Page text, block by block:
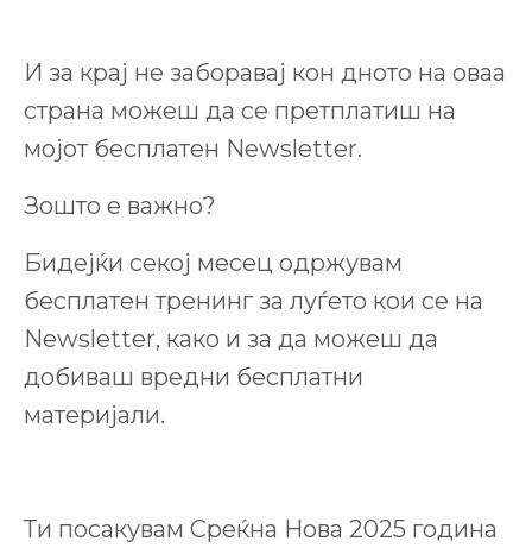
И за крај не заборавај кон дното на оваа
страна можеш да се претплатиш на
мојот бесплатен Newsletter.
Зошто е важно?
Бидејќи секој месец одржувам
бесплатен тренинг за луѓето кои се на
Newsletter, како и за да можеш да
добиваш вредни бесплатни
материјали.
Ти посакувам Среќна Нова 2025 година